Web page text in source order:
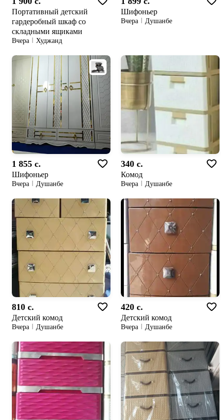
Портативный детский
гардеробный шкаф со
складными ящиками
Вчера Худжанд
Шифоньер
Вчера Душанбе
1 855 c.
Шифоньер
Вчера Душанбе
340 c.
Комод
Вчера Душанбе
810 c.
Детский комод
Вчера Душанбе
420 c.
Детский комод
Вчера Душанбе